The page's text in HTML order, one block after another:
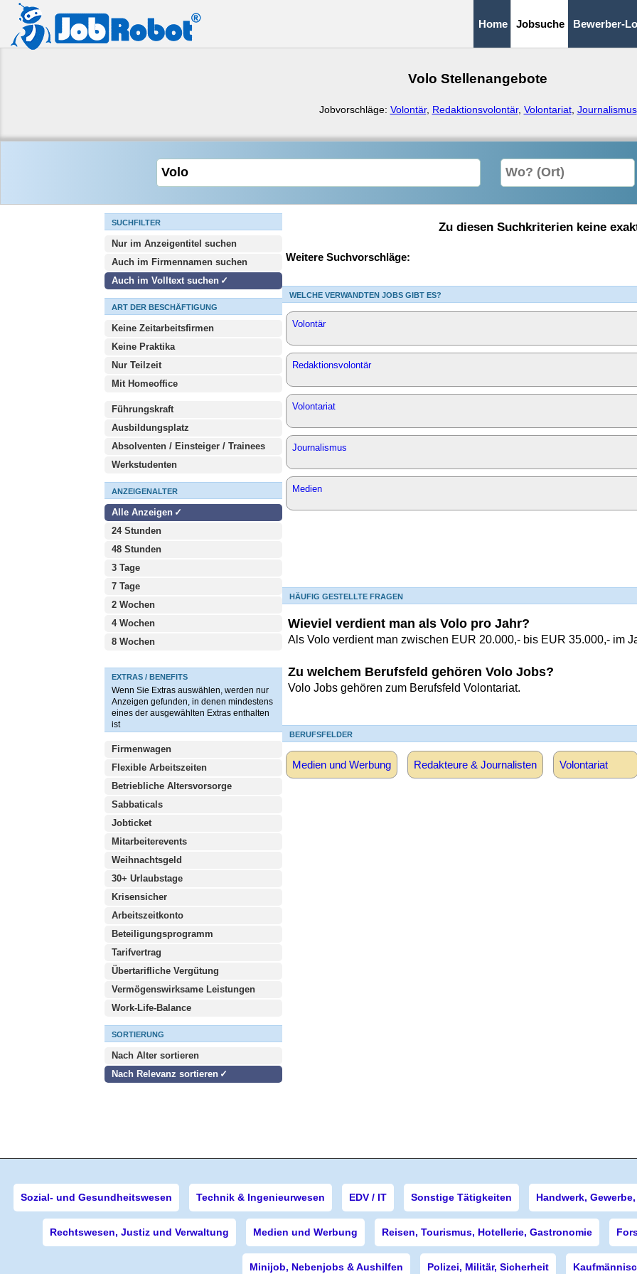
Home Jobsuche Bewerber-
Volo Stellenangebote
Jobvorschläge: Volontär, Redaktionsvolontär, Volontariat, Journalismus
SUCHFILTER
Nur im Anzeigentitel suchen
Auch im Firmennamen suchen
Auch im Volltext suchen
ART DER BESCHÄFTIGUNG
Keine Zeitarbeitsfirmen
Keine Praktika
Nur Teilzeit
Mit Homeoffice
Führungskraft
Ausbildungsplatz
Absolventen / Einsteiger / Trainees
Werkstudenten
ANZEIGENALTER
Alle Anzeigen
24 Stunden
48 Stunden
3 Tage
7 Tage
2 Wochen
4 Wochen
8 Wochen
EXTRAS / BENEFITS
Wenn Sie Extras auswählen, werden nur
Anzeigen gefunden, in denen mindestens
eines der ausgewählten Extras enthalten
ist
Firmenwagen
Flexible Arbeitszeiten
Betriebliche Altersvorsorge
Sabbaticals
Jobticket
Mitarbeiterevents
Weihnachtsgeld
30+ Urlaubstage
Krisensicher
Arbeitszeitkonto
Beteiligungsprogramm
Tarifvertrag
Übertarifliche Vergütung
Vermögenswirksame Leistungen
Work-Life-Balance
SORTIERUNG
Nach Alter sortieren
Nach Relevanz sortieren
Zu diesen Suchkriterien keine
Weitere Suchvorschläge:
WELCHE VERWANDTEN JOBS GIBT ES?
Volontär
Redaktionsvolontär
Volontariat
Journalismus
Medien
HÄUFIG GESTELLTE FRAGEN
Wieviel verdient man als Volo pro Jahr?
Als Volo verdient man zwischen EUR 20.000,- bis EUR 35.000,- im
Zu welchem Berufsfeld gehören Volo Jobs?
Volo Jobs gehören zum Berufsfeld Volontariat.
BERUFSFELDER
Medien und Werbung Redakteure & Journalisten Volontariat
Sozial- und Gesundheitswesen Technik & Ingenieurwesen EDV / IT Sonstige Tätigkeiten Handwerk,
Rechtswesen, Justiz und Verwaltung Medien und Werbung Reisen, Tourismus, Hotellerie, Gastronomie
Minijob, Nebenjobs & Aushilfen Polizei, Militär, Sicherheit